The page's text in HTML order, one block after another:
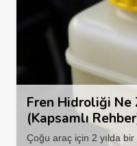
Fren Hidroliği Ne
(Kapsamlı
Çoğu araç için 2 yılda